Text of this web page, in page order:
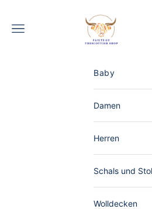
The Scottish
Menü
Baby
Damen
Herren
Schals und
Wolldecken